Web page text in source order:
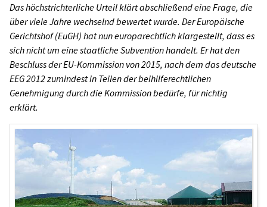
Das höchstrichterliche Urteil klärt abschließend eine Frage, die
über viele Jahre wechselnd bewertet wurde. Der Europäische
Gerichtshof (EuGH) hat nun europarechtlich klargestellt, dass es
sich nicht um eine staatliche Subvention handelt. Er hat den
Beschluss der EU-Kommission von 2015, nach dem das deutsche
EEG 2012 zumindest in Teilen der beihilferechtlichen
Genehmigung durch die Kommission bedürfe, für nichtig
erklärt.